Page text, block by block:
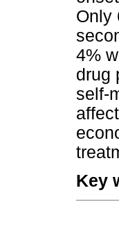
Only
4%
drug
self-
Key